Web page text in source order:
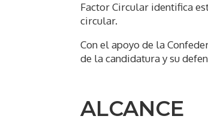
Factor Circular identifica
circular.
Con el apoyo de la
de la candidatura y su
ALCANCE